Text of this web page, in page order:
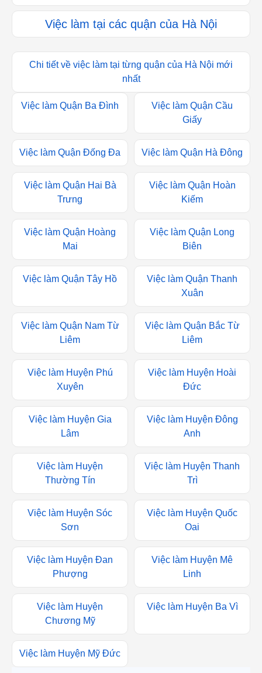
Việc làm tại các quận của Hà Nội
Chi tiết về việc làm tại từng quận của Hà Nội mới
nhất
Việc làm Quận Ba Đình
Việc làm Quận Cầu
Giấy
Việc làm Quận Đống Đa Việc làm Quận Hà Đông
Việc làm Quận Hai Bà
Trưng
Việc làm Quận Hoàn
Kiếm
Việc làm Quận Hoàng
Mai
Việc làm Quận Long
Biên
Việc làm Quận Tây Hồ
Việc làm Quận Thanh
Xuân
Việc làm Quận Nam Từ
Liêm
Việc làm Quận Bắc Từ
Liêm
Việc làm Huyện Phú
Xuyên
Việc làm Huyện Hoài
Đức
Việc làm Huyện Gia
Lâm
Việc làm Huyện Đông
Anh
Việc làm Huyện
Thường Tín
Việc làm Huyện Thanh
Trì
Việc làm Huyện Sóc
Sơn
Việc làm Huyện Quốc
Oai
Việc làm Huyện Đan
Phượng
Việc làm Huyện Mê
Linh
Việc làm Huyện
Chương Mỹ
Việc làm Huyện Ba Vì
Việc làm Huyện Mỹ Đức